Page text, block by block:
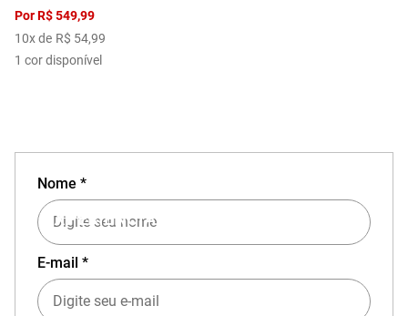
PorR$549,99
10x de R$ 54,99
1 cor disponível
EXPERIÊNCIA MIZUNO NO APP
Nome *
E-mail *